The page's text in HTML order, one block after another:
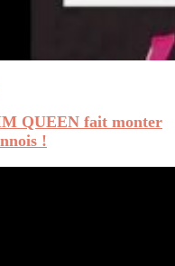
QUEEN fait monter
!